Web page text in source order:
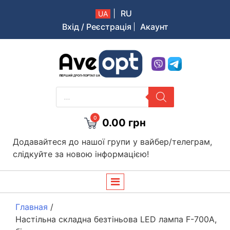
UA
RU
Вхід / Реєстрація
Акаунт
Aveopt – оптова дропшипінг платформа в Україні
PRODUCTS
SEARCH
0 0.00 грн
Додавайтеся до нашої групи у вайбер/телеграм,
слідкуйте за новою інформацією!
Главная /
Настільна складна безтіньова LED лампа F-700A,